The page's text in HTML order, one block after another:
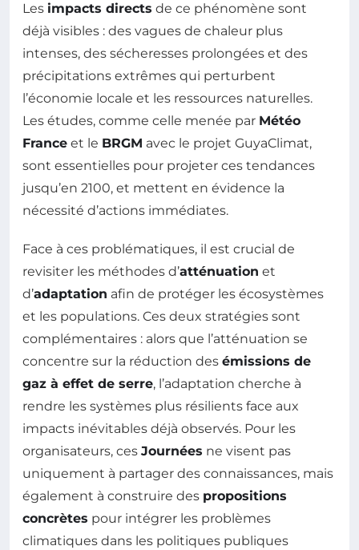
Les impacts directs de ce phénomène sont
déjà visibles : des vagues de chaleur plus
intenses, des sécheresses prolongées et des
précipitations extrêmes qui perturbent
l’économie locale et les ressources naturelles.
Les études, comme celle menée par Météo
France et le BRGM avec le projet GuyaClimat,
sont essentielles pour projeter ces tendances
jusqu’en 2100, et mettent en évidence la
nécessité d’actions immédiates.
Face à ces problématiques, il est crucial de
revisiter les méthodes d’atténuation et
d’adaptation afin de protéger les écosystèmes
et les populations. Ces deux stratégies sont
complémentaires : alors que l’atténuation se
concentre sur la réduction des émissions de
gaz à effet de serre, l’adaptation cherche à
rendre les systèmes plus résilients face aux
impacts inévitables déjà observés. Pour les
organisateurs, ces Journées ne visent pas
uniquement à partager des connaissances, mais
également à construire des propositions
concrètes pour intégrer les problèmes
climatiques dans les politiques publiques